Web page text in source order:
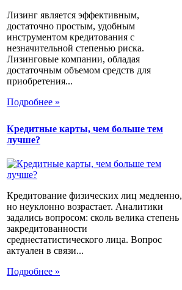
Лизинг является эффективным,
достаточно простым, удобным
инструментом кредитования с
незначительной степенью риска.
Лизинговые компании, обладая
достаточным объемом средств для
приобретения...
Подробнее »
Кредитные карты, чем больше тем
лучше?
Кредитование физических лиц медленно,
но неуклонно возрастает. Аналитики
задались вопросом: сколь велика степень
закредитованности
среднестатистического лица. Вопрос
актуален в связи...
Подробнее »